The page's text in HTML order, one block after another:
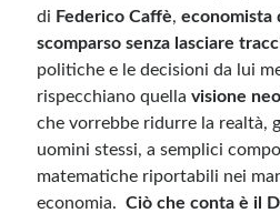
di Federico Caffè, economista
scomparso senza lasciare
politiche e le decisioni da lui
rispecchiano quella visione
che vorrebbe ridurre la realtà,
uomini stessi, a semplici
matematiche riportabili nei
economia. Ciò che conta è il